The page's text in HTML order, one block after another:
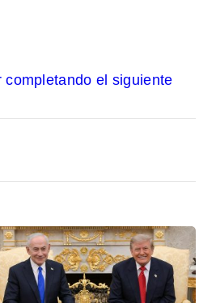
el siguiente